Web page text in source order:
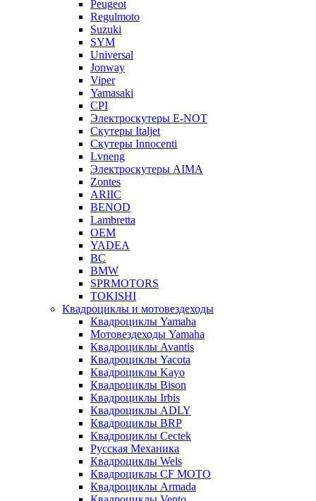
Peugeot
Regulmoto
Suzuki
SYM
Universal
Jonway
Viper
Yamasaki
CPI
Электроскутеры E-NOT
Скутеры Italjet
Скутеры Innocenti
Lvneng
Электроскутеры AIMA
Zontes
ARIIC
BENOD
Lambretta
OEM
YADEA
BC
BMW
SPRMOTORS
TOKISHI
Квадроциклы и мотовездеходы
Квадроциклы Yamaha
Мотовездеходы Yamaha
Квадроциклы Avantis
Квадроциклы Yacota
Квадроциклы Kayo
Квадроциклы Bison
Квадроциклы Irbis
Квадроциклы ADLY
Квадроциклы BRP
Квадроциклы Cectek
Русская Механика
Квадроциклы Wels
Квадроциклы CF MOTO
Квадроциклы Armada